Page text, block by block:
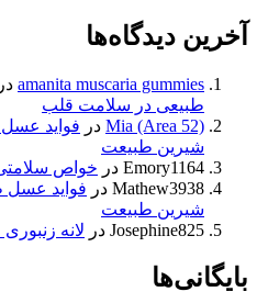
آخرین دیدگاه‌ها
amanita muscaria gummies در
طبیعی در سلامت قلب
Mia (Area 52) در فواید عسل
شیرین طبیعت
Emory1164 در خواص
Mathew3938 در فواید عسل
شیرین طبیعت
Josephine825 در لانه
بایگانی‌ها